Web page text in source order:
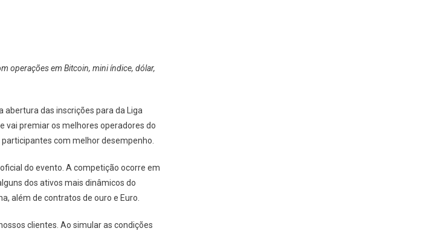
operações em Bitcoin, mini índice, dólar,
das inscrições para da Liga
vai premiar os melhores operadores do
com melhor desempenho.
do evento. A competição ocorre em
dos ativos mais dinâmicos do
além de contratos de ouro e Euro.
clientes. Ao simular as condições